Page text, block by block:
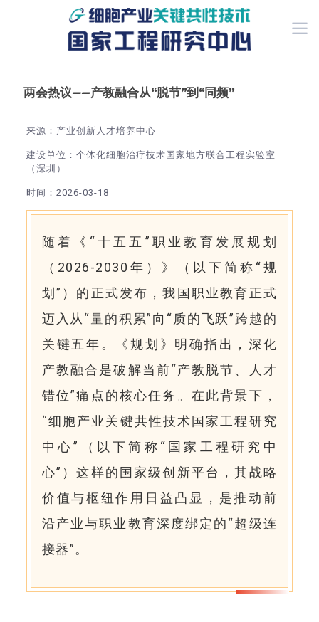
两会热议——产教融合从“脱节”到“同频”
来源：产业创新人才培养中心
建设单位：个体化细胞治疗技术国家地方联合工程实验室
（深圳）
时间：2026-03-18
随着《“十五五”职业教育发展规划
（2026-2030年）》（以下简称“规
划”）的正式发布，我国职业教育正式
迈入从“量的积累”向“质的飞跃”跨越的
关键五年。《规划》明确指出，深化
产教融合是破解当前“产教脱节、人才
错位”痛点的核心任务。在此背景下，
“细胞产业关键共性技术国家工程研究
中心”（以下简称“国家工程研究中
心”）这样的国家级创新平台，其战略
价值与枢纽作用日益凸显，是推动前
沿产业与职业教育深度绑定的“超级连
接器”。